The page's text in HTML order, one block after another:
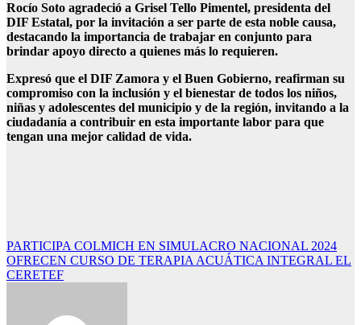
Rocío Soto agradeció a Grisel Tello Pimentel, presidenta del
DIF Estatal, por la invitación a ser parte de esta noble causa,
destacando la importancia de trabajar en conjunto para
brindar apoyo directo a quienes más lo requieren.
Expresó que el DIF Zamora y el Buen Gobierno, reafirman su
compromiso con la inclusión y el bienestar de todos los niños,
niñas y adolescentes del municipio y de la región, invitando a la
ciudadanía a contribuir en esta importante labor para que
tengan una mejor calidad de vida.
Navegación
de
PARTICIPA COLMICH EN SIMULACRO NACIONAL 2024
OFRECEN CURSO DE TERAPIA ACUÁTICA INTEGRAL EL
CERETEF